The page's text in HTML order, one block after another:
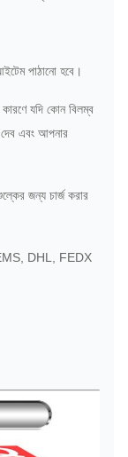
পাঠানো হবে।
কারণে যদি কোন বিলম্ব
দেব এবং আপনার
জন্য চার্জ করার
EMS, DHL, FEDX